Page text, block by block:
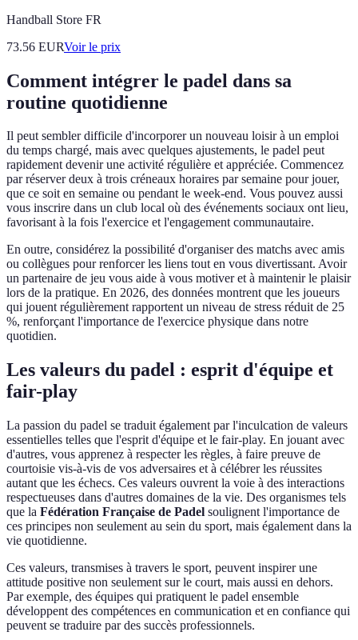
Handball Store FR
73.56 EURVoir le prix
Comment intégrer le padel dans sa
routine quotidienne
Il peut sembler difficile d'incorporer un nouveau loisir à un emploi
du temps chargé, mais avec quelques ajustements, le padel peut
rapidement devenir une activité régulière et appréciée. Commencez
par réserver deux à trois créneaux horaires par semaine pour jouer,
que ce soit en semaine ou pendant le week-end. Vous pouvez aussi
vous inscrire dans un club local où des événements sociaux ont lieu,
favorisant à la fois l'exercice et l'engagement communautaire.
En outre, considérez la possibilité d'organiser des matchs avec amis
ou collègues pour renforcer les liens tout en vous divertissant. Avoir
un partenaire de jeu vous aide à vous motiver et à maintenir le plaisir
lors de la pratique. En 2026, des données montrent que les joueurs
qui jouent régulièrement rapportent un niveau de stress réduit de 25
%, renforçant l'importance de l'exercice physique dans notre
quotidien.
Les valeurs du padel : esprit d'équipe et
fair-play
La passion du padel se traduit également par l'inculcation de valeurs
essentielles telles que l'esprit d'équipe et le fair-play. En jouant avec
d'autres, vous apprenez à respecter les règles, à faire preuve de
courtoisie vis-à-vis de vos adversaires et à célébrer les réussites
autant que les échecs. Ces valeurs ouvrent la voie à des interactions
respectueuses dans d'autres domaines de la vie. Des organismes tels
que la Fédération Française de Padel soulignent l'importance de
ces principes non seulement au sein du sport, mais également dans la
vie quotidienne.
Ces valeurs, transmises à travers le sport, peuvent inspirer une
attitude positive non seulement sur le court, mais aussi en dehors.
Par exemple, des équipes qui pratiquent le padel ensemble
développent des compétences en communication et en confiance qui
peuvent se traduire par des succès professionnels.